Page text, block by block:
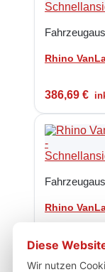
Rhino
386,69 €
Rhino
433,09€
Diese
Wir nutzen